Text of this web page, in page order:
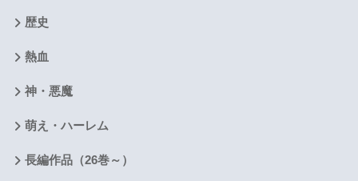
歴史
熱血
神・悪魔
萌え・ハーレム
長編作品（26巻～）